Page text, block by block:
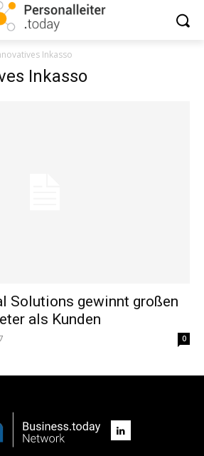
Inkasso
Inkasso
Solutions gewinnt großen
als Kunden
0